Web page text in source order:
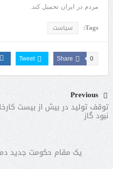
مردم در ایران تحمیل کند.
Tags: سیاست
Share 0
Tweet
Previous
توقف تولید در بیش از بیست
نبود گاز
یک مقام حکومت جدید